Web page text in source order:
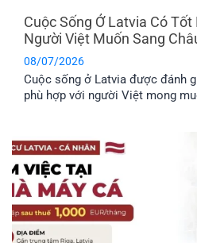
Cuộc Sống Ở Latvia Có
Người Việt Muốn Sang
08/07/2026
Cuộc sống ở Latvia được đánh
phù hợp với người Việt mong
về môi trường sống, văn hóa và
công dân.